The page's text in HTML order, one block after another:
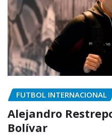
FUTBOL INTERNACIONAL
Alejandro
Bolívar